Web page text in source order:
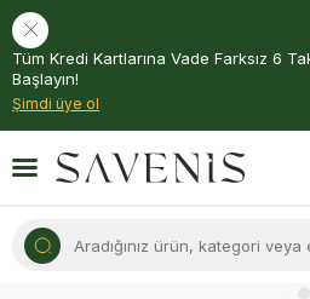
Tüm Kredi Kartlarına Vade Farksız 6
Başlayın!
Şimdi üye ol